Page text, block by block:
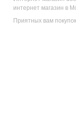
интернет магазин в
Приятных вам